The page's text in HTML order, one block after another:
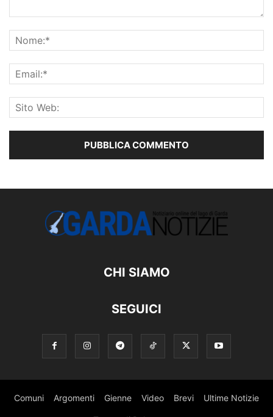
CHI SIAMO
SEGUICI
Comuni Argomenti Gienne Video Brevi Ultime Notizie